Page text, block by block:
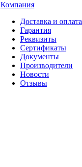
Компания
Доставка и оплата
Гарантия
Реквизиты
Сертификаты
Документы
Производители
Новости
Отзывы